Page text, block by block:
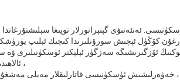
ئەنئەنىۋى گېنېراتورلار توپىغا
50 تۆۋەنلىگەن ، بۇ نۇرغۇن كۆڭۈل ئېچىش سورۇنلىرىدا كىچىك ئېلىپ
ئۆزگىرىشىگە سەزگۈر ئېلېكتر ئۈسكۈنىلىرى ۋە
ئالاھىدە ماس كېلىدۇ ،
ئۈسكۈنىسى قاتارلىقلار مەيلى